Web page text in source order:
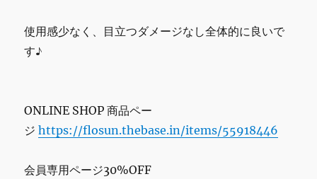
使用感少なく、目立つダメージなし全体的に良いで
す♪
ONLINE SHOP 商品ペー
ジhttps://flosun.thebase.in/items/55918446
会員専用ページ30%OFF